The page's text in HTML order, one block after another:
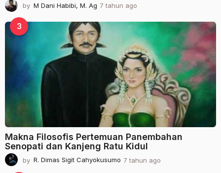
by M Dani Habibi, M. Ag 7 tahun ago
a
u
n
a
g
o
3
Makna Filosofis Pertemuan Panembahan
Senopati dan Kanjeng Ratu Kidul
by R. Dimas Sigit Cahyokusumo 7 tahun ago